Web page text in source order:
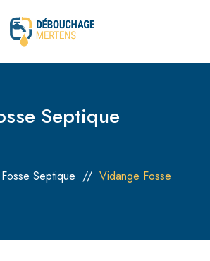
Septique
Septique // Vidange Fosse